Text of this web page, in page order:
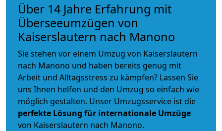
Über 14 Jahre Erfahrung mit
Überseeumzügen von
Kaiserslautern nach Manono
Sie stehen vor einem Umzug von Kaiserslautern
nach Manono und haben bereits genug mit
Arbeit und Alltagsstress zu kämpfen? Lassen Sie
uns Ihnen helfen und den Umzug so einfach wie
möglich gestalten. Unser Umzugsservice ist die
perfekte Lösung für internationale Umzüge
von Kaiserslautern nach Manono.